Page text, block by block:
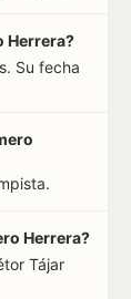
Herrera?
Su fecha
Herrera?
Tájar